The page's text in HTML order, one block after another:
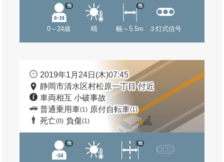
0～24歳
他
晴 幅～5.5m
他
３灯式信号
2019年1月24日(木)07:45
静岡市清水区村松原一丁目 付近
車両相互 小破事故
普通乗用車(1) 原付自転車(1)
死亡(0) 負傷(1)
他 他